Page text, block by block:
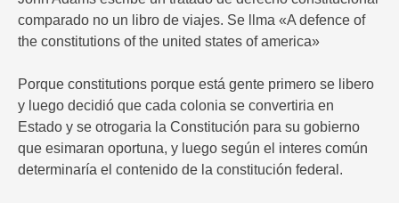
comparado no un libro de viajes. Se llma «A defence of
the constitutions of the united states of america»
Porque constitutions porque está gente primero se libero
y luego decidió que cada colonia se convertiria en
Estado y se otrogaria la Constitución para su gobierno
que esimaran oportuna, y luego según el interes común
determinaría el contenido de la constitución federal.